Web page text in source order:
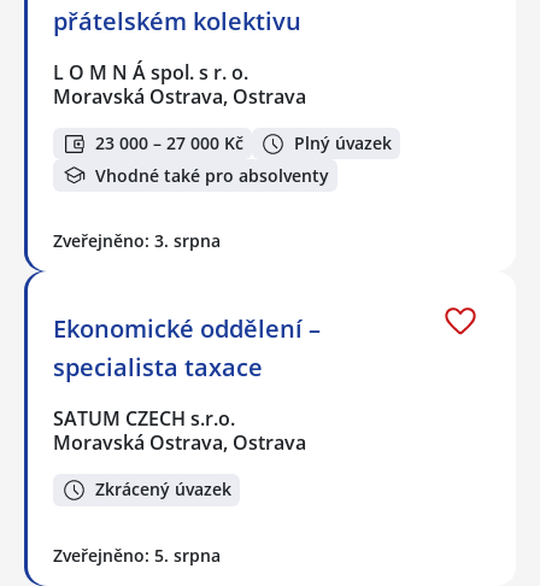
přátelském kolektivu
L O M N Á spol. s r. o.
Moravská Ostrava, Ostrava
23 000 – 27 000 Kč
Plný úvazek
Vhodné také pro absolventy
Zveřejněno: 3. srpna
Ekonomické oddělení –
specialista taxace
SATUM CZECH s.r.o.
Moravská Ostrava, Ostrava
Zkrácený úvazek
Zveřejněno: 5. srpna